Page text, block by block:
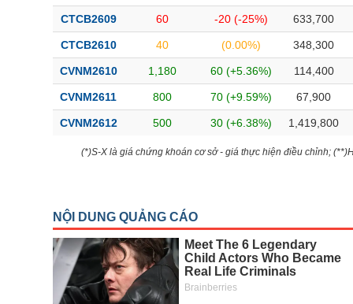
CTCB2609 60 -20 (-25%) 633,700
CTCB2610 40 (0.00%) 348,300
CVNM2610 1,180 60 (+5.36%) 114,400
CVNM2611 800 70 (+9.59%) 67,900
CVNM2612 500 30 (+6.38%) 1,419,800
(*)S-X là giá chứng khoán cơ sở - giá thực hiện điều chỉnh;